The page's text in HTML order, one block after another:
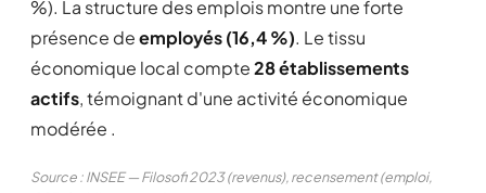
%). La structure des emplois montre une forte
présence deemployés (16,4 %). Le tissu
économique local compte28 établissements
actifs, témoignant d'une activité économique
modérée .
Source : INSEE — Filosofi 2023 (revenus), recensement (emploi,